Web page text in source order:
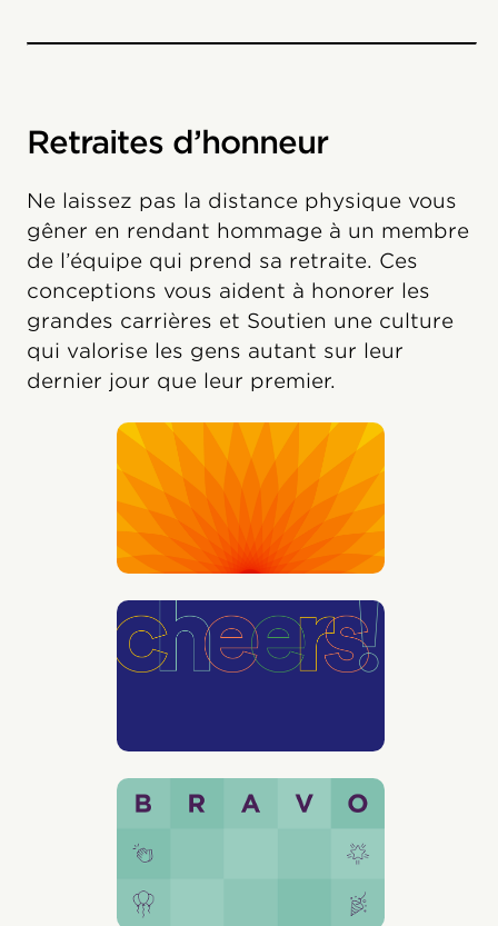
Retraites d’honneur
Ne laissez pas la distance physique vous
gêner en rendant hommage à un membre
de l’équipe qui prend sa retraite. Ces
conceptions vous aident à honorer les
grandes carrières et Soutien une culture
qui valorise les gens autant sur leur
dernier jour que leur premier.